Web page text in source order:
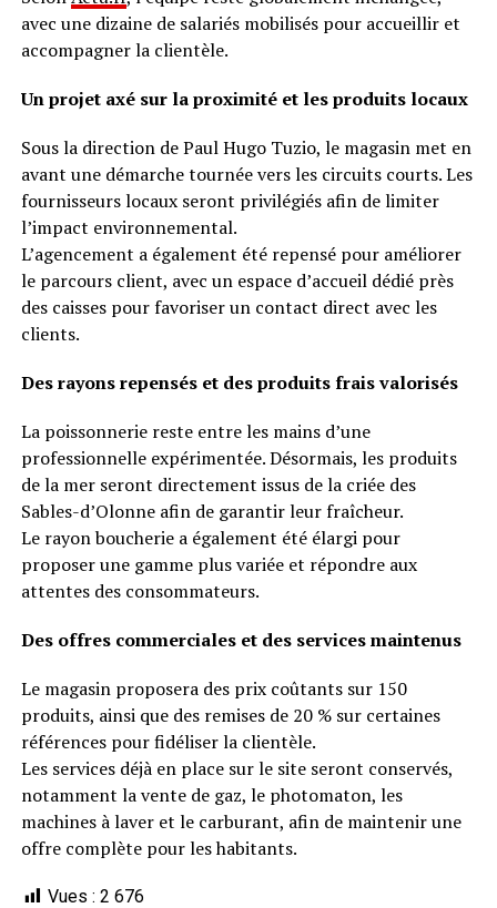
avec une dizaine de salariés mobilisés pour accueillir et
accompagner la clientèle.
Un projet axé sur la proximité et les produits locaux
Sous la direction de Paul Hugo Tuzio, le magasin met en
avant une démarche tournée vers les circuits courts. Les
fournisseurs locaux seront privilégiés afin de limiter
l’impact environnemental.
L’agencement a également été repensé pour améliorer
le parcours client, avec un espace d’accueil dédié près
des caisses pour favoriser un contact direct avec les
clients.
Des rayons repensés et des produits frais valorisés
La poissonnerie reste entre les mains d’une
professionnelle expérimentée. Désormais, les produits
de la mer seront directement issus de la criée des
Sables-d’Olonne afin de garantir leur fraîcheur.
Le rayon boucherie a également été élargi pour
proposer une gamme plus variée et répondre aux
attentes des consommateurs.
Des offres commerciales et des services maintenus
Le magasin proposera des prix coûtants sur 150
produits, ainsi que des remises de 20 % sur certaines
références pour fidéliser la clientèle.
Les services déjà en place sur le site seront conservés,
notamment la vente de gaz, le photomaton, les
machines à laver et le carburant, afin de maintenir une
offre complète pour les habitants.
Vues : 2 676